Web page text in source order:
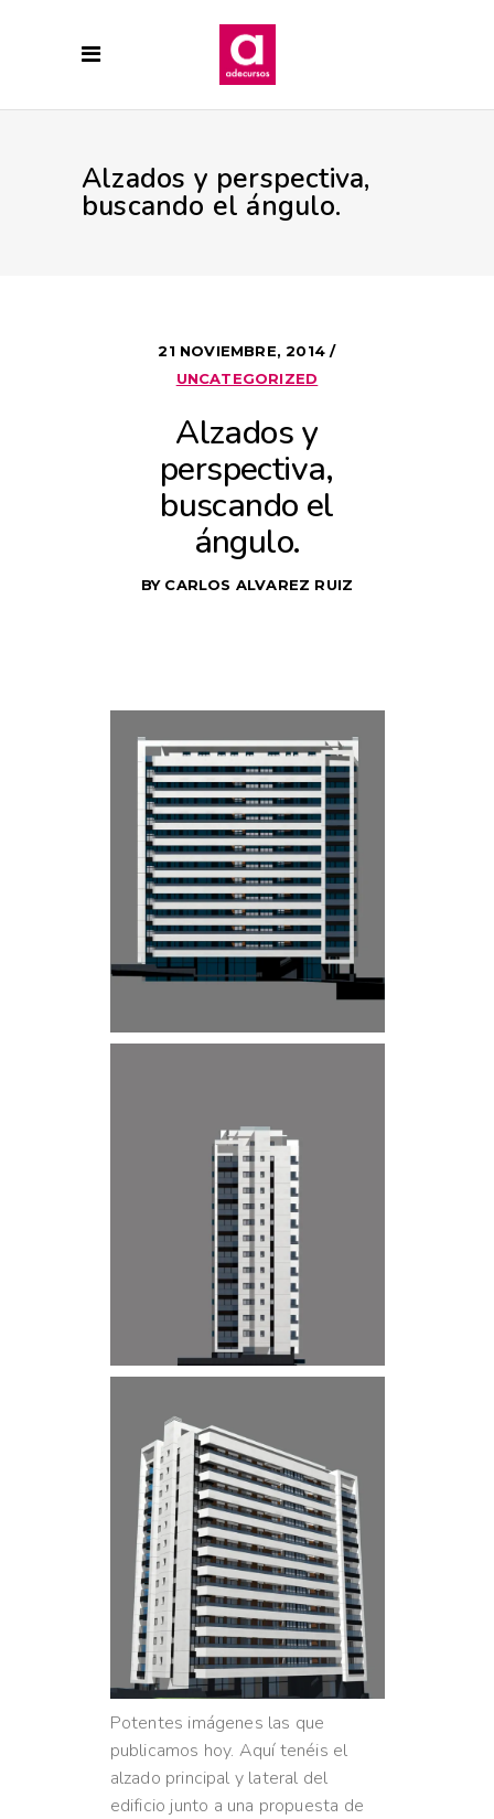
Alzados y perspectiva,
buscando el ángulo.
21 NOVIEMBRE, 2014
UNCATEGORIZED
Alzados y
perspectiva,
buscando el
ángulo.
BY CARLOS ALVAREZ RUIZ
Potentes imágenes las que
publicamos hoy. Aquí tenéis el
alzado principal y lateral del
edificio junto a una propuesta de